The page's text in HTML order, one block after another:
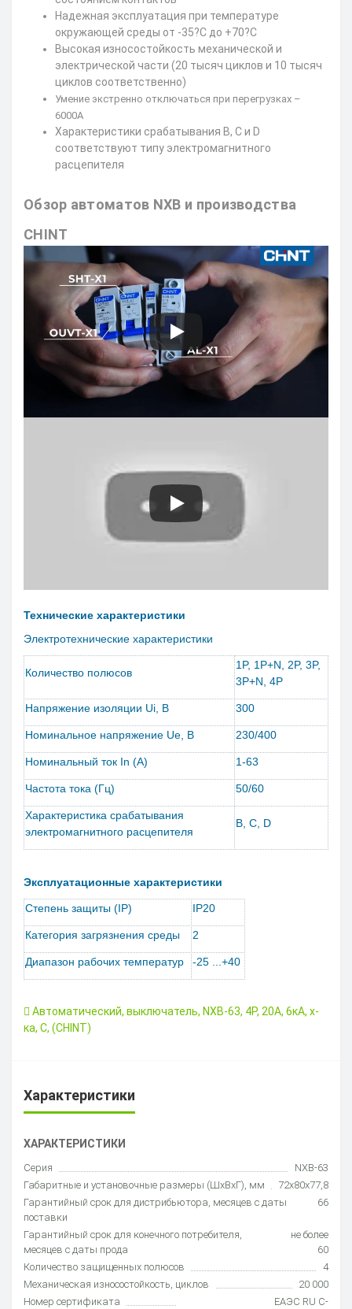
Надежная эксплуатация при температуре
окружающей среды от -35?С до +70?С
Высокая износостойкость механической и
электрической части (20 тысяч циклов и 10 тысяч
циклов соответственно)
Умение экстренно отключаться при перегрузках –
6000А
Характеристики срабатывания B, C и D
соответствуют типу электромагнитного
расцепителя
Обзор автоматов NXB и производства
CHINT
Технические характеристики
Электротехнические характеристики
Количество полюсов
1P, 1P+N, 2P, 3P,
3P+N, 4P
Напряжение изоляции Ui, B 300
Номинальное напряжение Ue, B 230/400
Номинальный ток In (А) 1-63
Частота тока (Гц) 50/60
Характеристика срабатывания
электромагнитного расцепителя
B, C, D
Эксплуатационные характеристики
Степень защиты (IP) IP20
Категория загрязнения среды 2
Диапазон рабочих температур -25 ...+40
Автоматический, выключатель, NXB-63, 4P, 20А, 6кА, х-
ка, C, (CHINT)
Характеристики
ХАРАКТЕРИСТИКИ
Серия
NXB-63
Габаритные и установочные размеры (ШхВхГ), мм
72х80х77,8
Гарантийный срок для дистрибьютора, месяцев с даты
поставки
66
Гарантийный срок для конечного потребителя,
месяцев с даты прода
не более
60
Количество защищенных полюсов
4
Механическая износостойкость, циклов
20 000
Номер сертификата
ЕАЭС RU С-